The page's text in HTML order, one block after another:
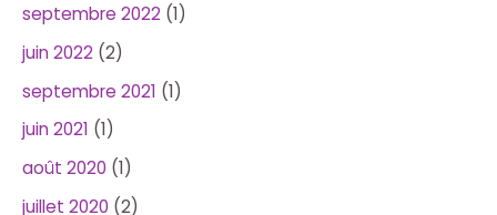
septembre 2022 (1)
juin 2022 (2)
septembre 2021 (1)
juin 2021 (1)
août 2020 (1)
juillet 2020 (2)